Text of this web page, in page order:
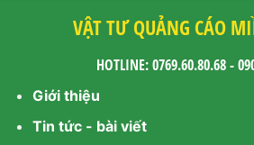
VẬT TƯ QUẢNG CÁO
HOTLINE: 0769.60.80.68 -
Giới thiệu
Tin tức - bài viết